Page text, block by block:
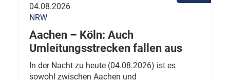
04.08.2026
NRW
Aachen – Köln: Auch
Umleitungsstrecken fallen aus
In der Nacht zu heute (04.08.2026) ist es
sowohl zwischen Aachen und